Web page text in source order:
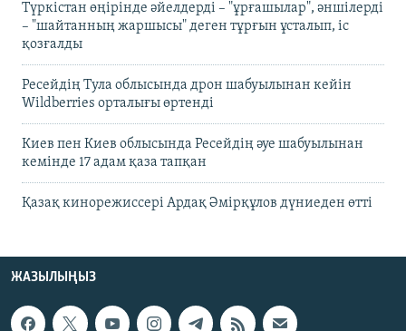
Түркістан өңірінде әйелдерді – "ұрғашылар", әншілерді
– "шайтанның жаршысы" деген тұрғын ұсталып, іс
қозғалды
Ресейдің Тула облысында дрон шабуылынан кейін
Wildberries орталығы өртенді
Киев пен Киев облысында Ресейдің әуе шабуылынан
кемінде 17 адам қаза тапқан
Қазақ кинорежиссері Ардақ Әмірқұлов дүниеден өтті
ЖАЗЫЛЫҢЫЗ